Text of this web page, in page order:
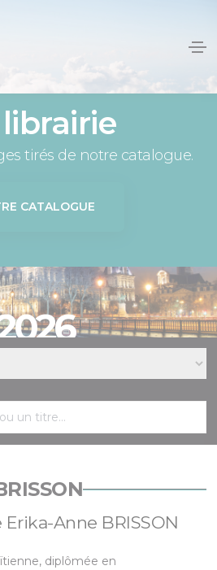
tirés de notre catalogue.
CATALOGUE
Anne BRISSON
diplômée en